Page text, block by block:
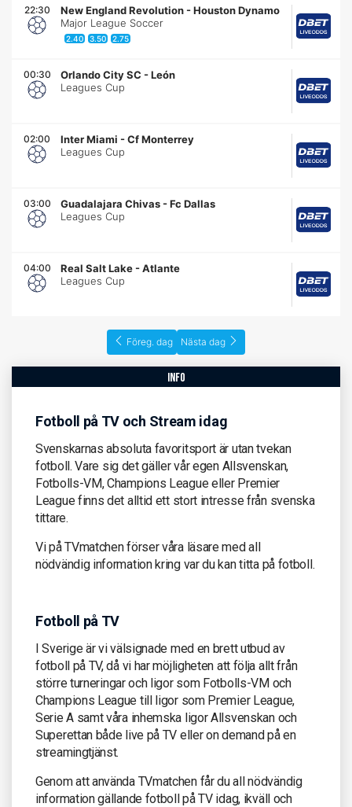
22:30 New England Revolution -Houston Dynamo
Major League Soccer
2.40 3.50 2.75
00:30 Orlando City SC -León
Leagues Cup
02:00 Inter Miami -Cf Monterrey
Leagues Cup
03:00 Guadalajara Chivas -Fc Dallas
Leagues Cup
04:00 Real Salt Lake -Atlante
Leagues Cup
Föreg. dag Nästa dag
info
Fotboll på TV och Stream idag
Svenskarnas absoluta favoritsport är utan tvekan
fotboll. Vare sig det gäller vår egen Allsvenskan,
Fotbolls-VM, Champions League eller Premier
League finns det alltid ett stort intresse från svenska
tittare.
Vi på TVmatchen förser våra läsare med all
nödvändig information kring var du kan titta på fotboll.
Fotboll på TV
I Sverige är vi välsignade med en brett utbud av
fotboll på TV, då vi har möjligheten att följa allt från
större turneringar och ligor som Fotbolls-VM och
Champions League till ligor som Premier League,
Serie A samt våra inhemska ligor Allsvenskan och
Superettan både live på TV eller on demand på en
streamingtjänst.
Genom att använda TVmatchen får du all nödvändig
information gällande fotboll på TV idag, ikväll och